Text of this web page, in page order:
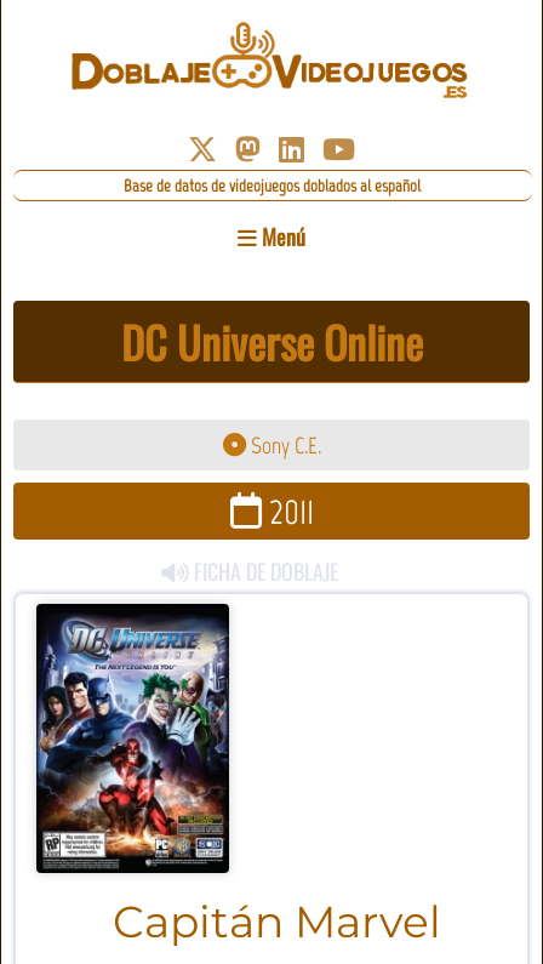
Base de datos de videojuegos doblados al español
Menú
DC Universe Online
Sony C.E.
2011
FICHA DE DOBLAJE
Capitán Marvel